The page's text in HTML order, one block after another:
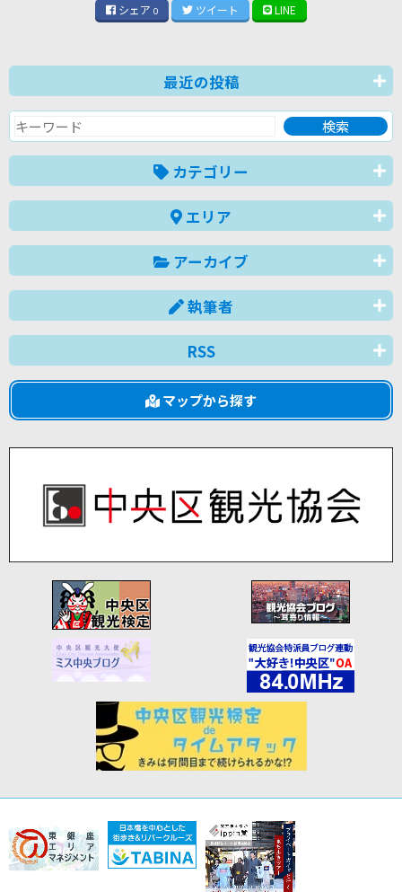
シェア 0 ツイート LINE
最近の投稿
カテゴリー
エリア
アーカイブ
執筆者
RSS
マップから探す